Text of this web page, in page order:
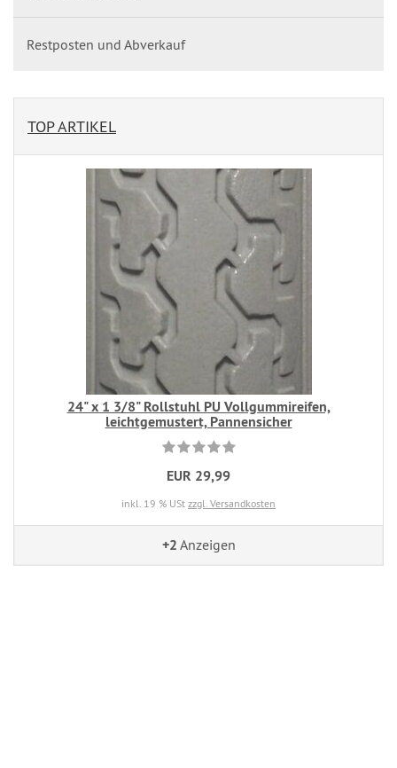
Restposten und Abverkauf
TOP ARTIKEL
24" x 1 3/8" Rollstuhl PU Vollgummireifen,
leichtgemustert, Pannensicher
EUR 29,99
inkl. 19 % USt zzgl. Versandkosten
+2 Anzeigen